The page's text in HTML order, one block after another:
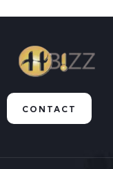
CONTACT